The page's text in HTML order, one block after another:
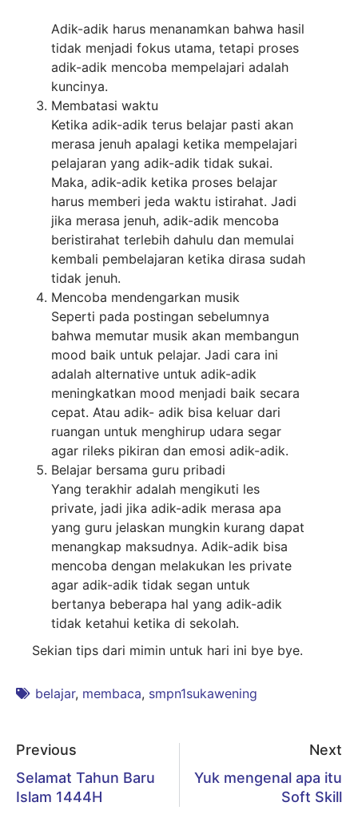
Adik-adik harus menanamkan bahwa hasil
tidak menjadi fokus utama, tetapi proses
adik-adik mencoba mempelajari adalah
kuncinya.
Membatasi waktu
Ketika adik-adik terus belajar pasti akan
merasa jenuh apalagi ketika mempelajari
pelajaran yang adik-adik tidak sukai.
Maka, adik-adik ketika proses belajar
harus memberi jeda waktu istirahat. Jadi
jika merasa jenuh, adik-adik mencoba
beristirahat terlebih dahulu dan memulai
kembali pembelajaran ketika dirasa sudah
tidak jenuh.
Mencoba mendengarkan musik
Seperti pada postingan sebelumnya
bahwa memutar musik akan membangun
mood baik untuk pelajar. Jadi cara ini
adalah alternative untuk adik-adik
meningkatkan mood menjadi baik secara
cepat. Atau adik- adik bisa keluar dari
ruangan untuk menghirup udara segar
agar rileks pikiran dan emosi adik-adik.
Belajar bersama guru pribadi
Yang terakhir adalah mengikuti les
private, jadi jika adik-adik merasa apa
yang guru jelaskan mungkin kurang dapat
menangkap maksudnya. Adik-adik bisa
mencoba dengan melakukan les private
agar adik-adik tidak segan untuk
bertanya beberapa hal yang adik-adik
tidak ketahui ketika di sekolah.
Sekian tips dari mimin untuk hari ini bye bye.
belajar, membaca, smpn1sukawening
Previous
Selamat Tahun Baru
Islam 1444H
Next
Yuk mengenal apa itu
Soft Skill